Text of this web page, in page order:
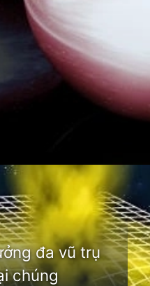
da-vu-tru
đa vũ trụ
chúng